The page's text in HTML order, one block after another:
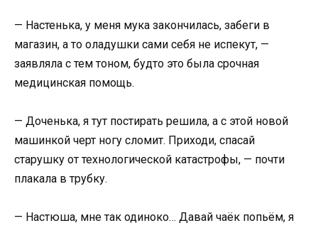
— Настенька, у меня мука закончилась, забеги в
магазин, а то оладушки сами себя не испекут, —
заявляла с тем тоном, будто это была срочная
медицинская помощь.
— Доченька, я тут постирать решила, а с этой новой
машинкой черт ногу сломит. Приходи, спасай
старушку от технологической катастрофы, — почти
плакала в трубку.
— Настюша, мне так одиноко… Давай чаёк попьём, я